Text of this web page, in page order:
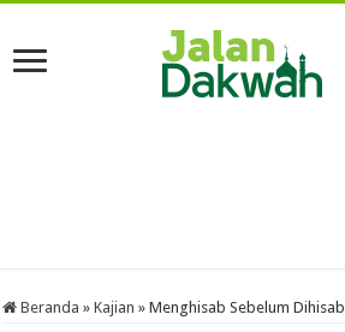
Beranda » Kajian » Menghisab Sebelum Dihisab